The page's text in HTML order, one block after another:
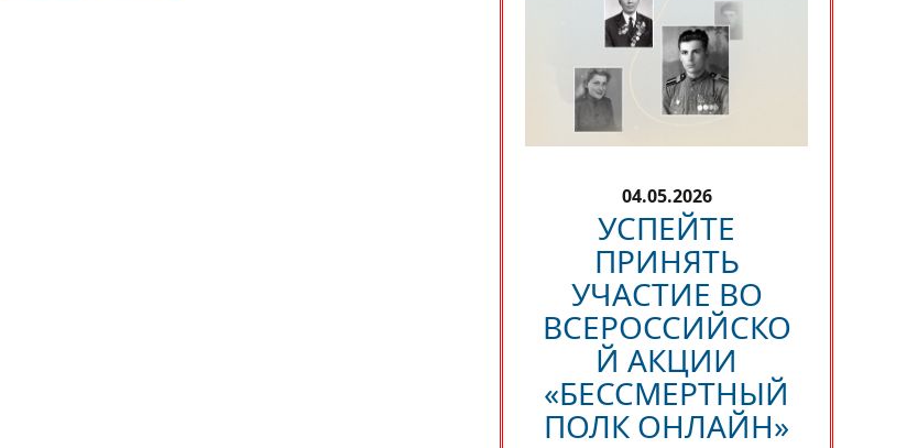
04.05.2026
УСПЕЙТЕ
ПРИНЯТЬ
УЧАСТИЕ ВО
ВСЕРОССИЙСКО
Й АКЦИИ
«БЕССМЕРТНЫЙ
ПОЛК ОНЛАЙН»